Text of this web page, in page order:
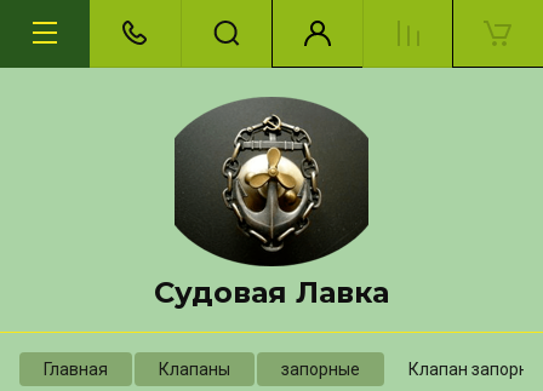
Судовая Лавка
Главная Клапаны запорные Клапан